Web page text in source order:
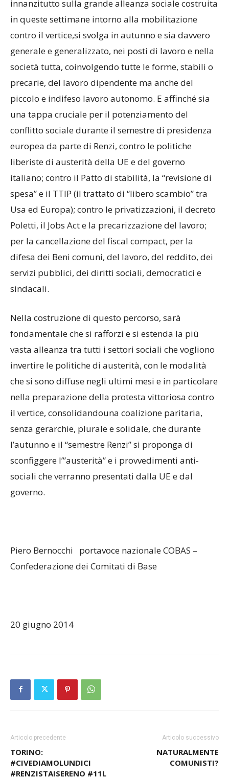
innanzitutto sulla grande alleanza sociale costruita
in queste settimane intorno alla mobilitazione
contro il vertice,si svolga in autunno e sia davvero
generale e generalizzato, nei posti di lavoro e nella
società tutta, coinvolgendo tutte le forme, stabili o
precarie, del lavoro dipendente ma anche del
piccolo e indifeso lavoro autonomo. E affinché sia
una tappa cruciale per il potenziamento del
conflitto sociale durante il semestre di presidenza
europea da parte di Renzi, contro le politiche
liberiste di austerità della UE e del governo
italiano; contro il Patto di stabilità, la “revisione di
spesa” e il TTIP (il trattato di “libero scambio” tra
Usa ed Europa); contro le privatizzazioni, il decreto
Poletti, il Jobs Act e la precarizzazione del lavoro;
per la cancellazione del fiscal compact, per la
difesa dei Beni comuni, del lavoro, del reddito, dei
servizi pubblici, dei diritti sociali, democratici e
sindacali.
Nella costruzione di questo percorso, sarà
fondamentale che si rafforzi e si estenda la più
vasta alleanza tra tutti i settori sociali che vogliono
invertire le politiche di austerità, con le modalità
che si sono diffuse negli ultimi mesi e in particolare
nella preparazione della protesta vittoriosa contro
il vertice, consolidandouna coalizione paritaria,
senza gerarchie, plurale e solidale, che durante
l’autunno e il “semestre Renzi” si proponga di
sconfiggere l’”austerità” e i provvedimenti anti-
sociali che verranno presentati dalla UE e dal
governo.
Piero Bernocchi portavoce nazionale COBAS –
Confederazione dei Comitati di Base
20 giugno 2014
Articolo precedente
TORINO:
#CIVEDIAMOLUNDICI
#RENZISTAISERENO #11L
Articolo successivo
NATURALMENTE
COMUNISTI?